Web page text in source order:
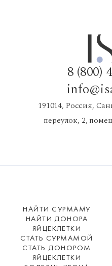
8 (800)
191014, Россия,
переулок, 2,
НАЙТИ СУРМАМУ
НАЙТИ ДОНОРА
ЯЙЦЕКЛЕТКИ
СТАТЬ СУРМАМОЙ
СТАТЬ ДОНОРОМ
ЯЙЦЕКЛЕТКИ